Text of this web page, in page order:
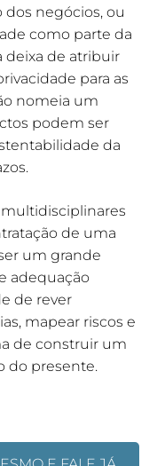
negócios, ou
como parte da
deixa de atribuir
para as
nomeia um
podem ser
da
de uma
um grande
adequação
de rever
mapear riscos e
de construir um
do presente.